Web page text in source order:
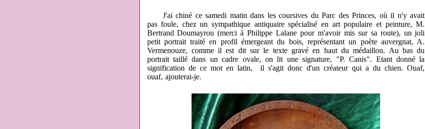
J'ai chiné ce samedi matin dans les coursives du Parc des Princes, où il n'y avait
pas foule, chez un sympathique antiquaire spécialisé en art populaire et peinture, M.
Bertrand Doumayrou (merci à Philippe Lalane pour m'avoir mis sur sa route), un joli
petit portrait traité en profil émergeant du bois, représentant un poète auvergnat, A.
Vermenouze, comme il est dit sur le texte gravé en haut du médaillon. Au bas du
portrait taillé dans un cadre ovale, on lit une signature, "P. Canis". Etant donné la
signification de ce mot en latin, il s'agit donc d'un créateur qui a du chien. Ouaf,
ouaf, ajouterai-je.